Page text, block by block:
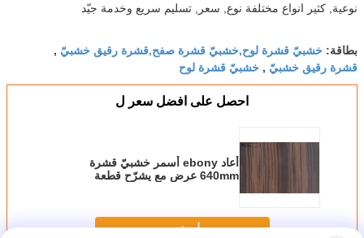
نوعية, كثير انواع مختلفة نوع, سعر, تسليم سريع وخدمة جيّد
بطاقة: خشبيّ قشرة لوح,خشبيّ قشرة صفح,قشرة رقيق خشبيّ ,
قشرة رقيق خشبيّ , خشبيّ قشرة لوح
احصل على افضل سعر ل
أعاد ebony أسمر خشبيّ قشرة
640mm عرض مع يشرّح قطعة
استمر